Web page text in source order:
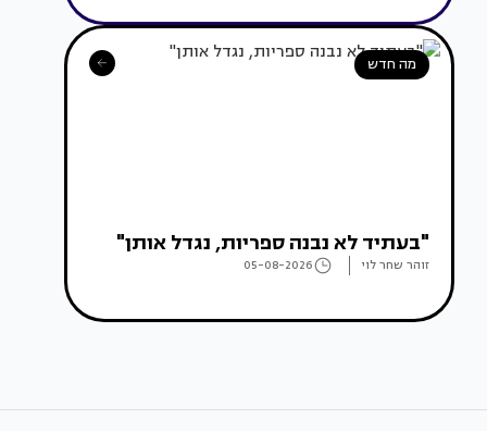
מה חדש
"בעתיד לא נבנה ספריות, נגדל אותן"
זוהר שחר לוי 05-08-2026